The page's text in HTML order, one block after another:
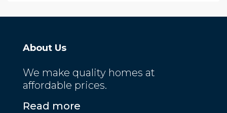
About Us
We make quality homes at
affordable prices.
Read more